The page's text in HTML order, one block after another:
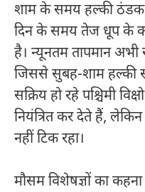
शाम के समय हल्की ठंडक
दिन के समय तेज धूप के
है। न्यूनतम तापमान अभी
जिससे सुबह-शाम हल्की
सक्रिय हो रहे पश्चिमी
नियंत्रित कर देते हैं,
नहीं टिक रहा।
मौसम विशेषज्ञों का